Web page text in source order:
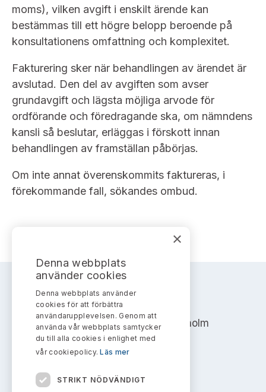
moms), vilken avgift i enskilt ärende kan
bestämmas till ett högre belopp beroende på
konsultationens omfattning och komplexitet.
Fakturering sker när behandlingen av ärendet är
avslutad. Den del av avgiften som avser
grundavgift och lägsta möjliga arvode för
ordförande och föredragande ska, om nämndens
kansli så beslutar, erläggas i förskott innan
behandlingen av framställan påbörjas.
Om inte annat överenskommits faktureras, i
förekommande fall, sökandes ombud.
AKTIEMARKNADSNÄMNDEN
Address: Box 7354, 103 90 Stockholm
info@aktiemarknadsnamnden.se
Om innehållet
×
Denna webbplats
använder cookies
Denna webbplats använder
cookies för att förbättra
användarupplevelsen. Genom att
använda vår webbplats samtycker
du till alla cookies i enlighet med
vår cookiepolicy.Läs mer
STRIKT NÖDVÄNDIGT